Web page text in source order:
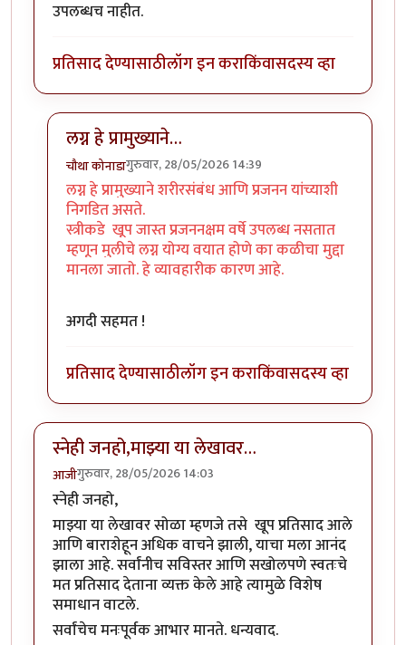
उपलब्धच नाहीत.
प्रतिसाद देण्यासाठीलॉग इन कराकिंवासदस्य व्हा
लग्न हे प्रामुख्याने…
चौथा कोनाडागुरुवार, 28/05/2026 14:39
In reply toग्न करणाऱ्या स्त्री/पुरुष…byअप्पा जोगळेकर
लग्न हे प्रामुख्याने शरीरसंबंध आणि प्रजनन यांच्याशी
निगडित असते.
स्त्रीकडे खूप जास्त प्रजननक्षम वर्षे उपलब्ध नसतात
म्हणून मुलीचे लग्न योग्य वयात होणे का कळीचा मुद्दा
मानला जातो. हे व्यावहारीक कारण आहे.
अगदी सहमत !
प्रतिसाद देण्यासाठीलॉग इन कराकिंवासदस्य व्हा
स्नेही जनहो,माझ्या या लेखावर…
आजीगुरुवार, 28/05/2026 14:03
स्नेही जनहो,
माझ्या या लेखावर सोळा म्हणजे तसे खूप प्रतिसाद आले
आणि बाराशेहून अधिक वाचने झाली, याचा मला आनंद
झाला आहे. सर्वांनीच सविस्तर आणि सखोलपणे स्वतःचे
मत प्रतिसाद देताना व्यक्त केले आहे त्यामुळे विशेष
समाधान वाटले.
सर्वांचेच मनःपूर्वक आभार मानते. धन्यवाद.